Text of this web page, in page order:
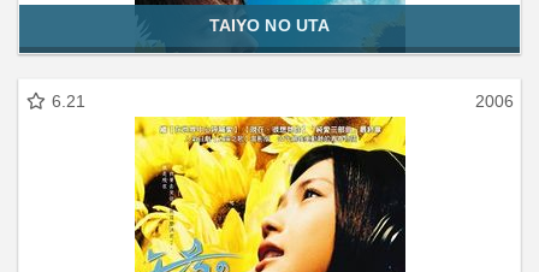
TAIYO NO UTA
6.21 2006